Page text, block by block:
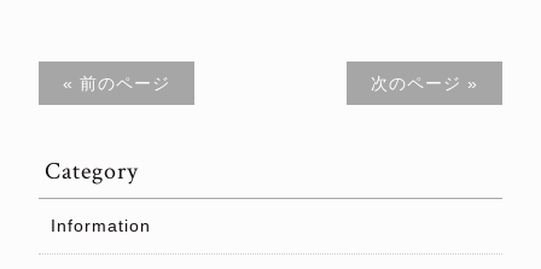
« 前のページ 次のページ »
Category
Information